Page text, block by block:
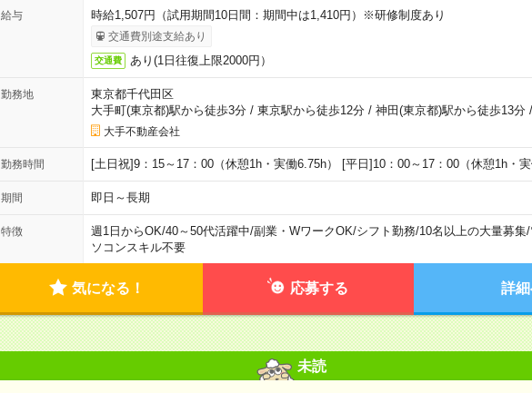
給与 時給1,507円（試用期間10日間：期間中は1,410円）※研修制度あり
交通費別途支給あり
交通費 あり(1日往復上限2000円）
勤務地
東京都千代田区
大手町(東京都)駅から徒歩3分/ 東京駅から徒歩12分/ 神田(東京都)駅から徒歩13分/
大手不動産会社
勤務時間 [土日祝]9：15～17：00（休憩1h・実働6.75h） [平日]10：00～17：00（休憩1h・実
期間 即日～長期
特徴 週1日からOK/40～50代活躍中/副業・WワークOK/シフト勤務/10名以上の大量募集/
ソコンスキル不要
気になる！ 応募する 詳
未読